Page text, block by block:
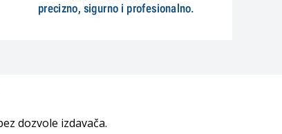
dozvole izdavača.